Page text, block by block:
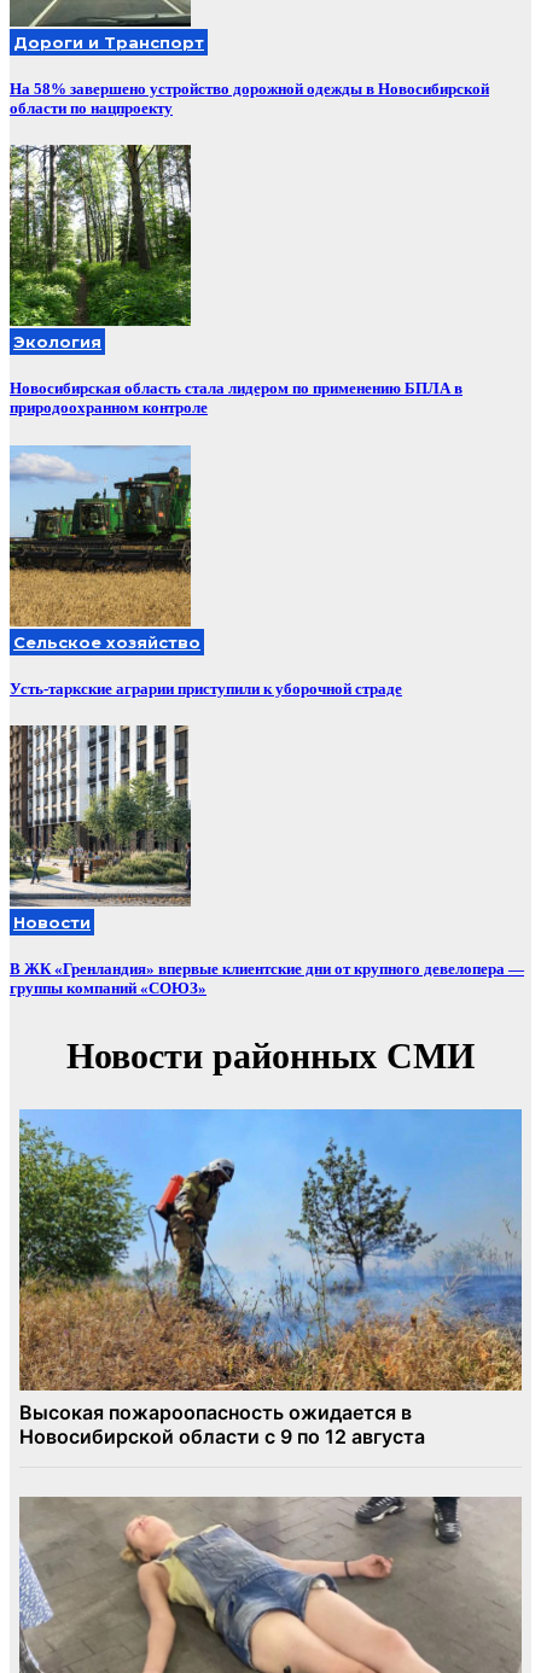
Дороги и Транспорт
На 58% завершено устройство дорожной одежды в Новосибирской
области по нацпроекту
Экология
Новосибирская область стала лидером по применению БПЛА в
природоохранном контроле
Сельское хозяйство
Усть-таркские аграрии приступили к уборочной страде
Новости
В ЖК «Гренландия» впервые клиентские дни от крупного девелопера —
группы компаний «СОЮЗ»